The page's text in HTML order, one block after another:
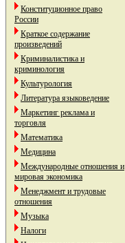
Конституционное право
России
Краткое содержание
произведений
Криминалистика и
криминология
Культурология
Литература языковедение
Маркетинг реклама и
торговля
Математика
Медицина
Международные отношения и
мировая экономика
Менеджмент и трудовые
отношения
Музыка
Налоги